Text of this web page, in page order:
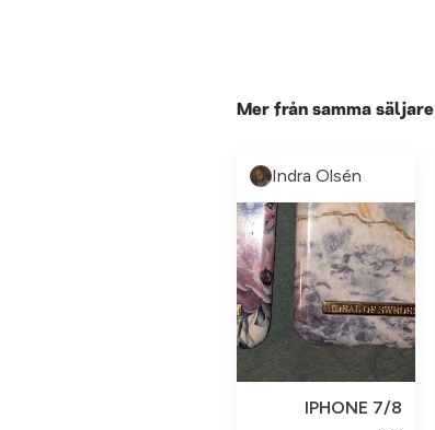
Mer från samma säljare
Indra Olsén
IPHONE 7/8